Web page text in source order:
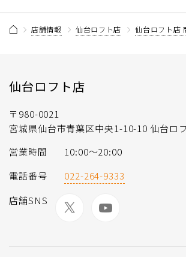
店舗情報 仙台ロフト店 仙台ロフト店
仙台ロフト店
〒980-0021
宮城県仙台市青葉区中央1-10-10 仙台ロ
営業時間
10:00〜20:00
電話番号
022-264-9333
店舗SNS